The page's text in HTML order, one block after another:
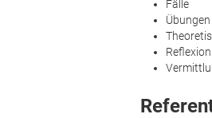
Fälle
Übungen
Reflexion